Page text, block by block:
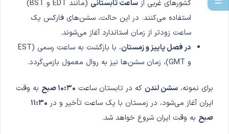
کشورهای غربی ازساعت تابستانی
(مانند EDT و BST)
استفاده می‌کنند. در این حالت، سشن‌های فارکس یک
ساعت زودتر از زمان استاندارد آغاز می‌شوند.
در فصل پاییز و زمستان
، با بازگشت به ساعت رسمی (EST
و GMT)، زمان سشن‌ها نیز به روال معمول بازمی‌گردد.
برای نمونه، سشن لندن که در تابستان ساعت ۱۰:۳۰ صبح
به وقت
ایران آغاز می‌شود، در زمستان با یک ساعت تأخیر و در ۱۱:۳۰
صبح به وقت ایران شروع خواهد شد.